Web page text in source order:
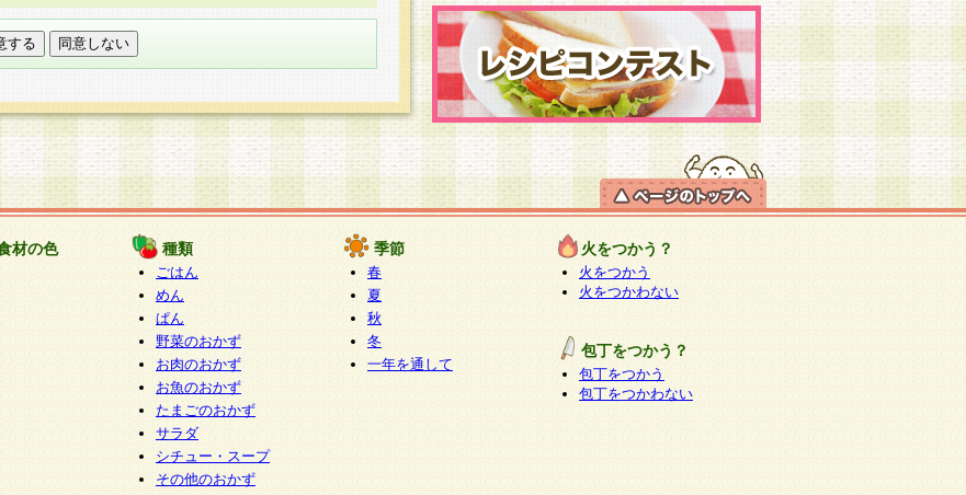
場合は、当社が規定する個人情報管理基準を満た
取り扱いが行われるよう監督します。
より取得した開示対象個人情報の利用目的の通
除・利用の停止・消去及び第三者への提供の禁止
す。）に応じます。
す。
窓口
paku-info@pakusuku.com
個人情報の取扱いについて同意をいただけない場
様からのお問い合わせ・ご相談への対応ができな
い。
材の色 種類
ごはん
めん
ぱん
野菜のおかず
お肉のおかず
お魚のおかず
たまごのおかず
サラダ
シチュー・スープ
その他のおかず
季節
春
夏
秋
冬
一年を通して
火をつかう？
火をつかう
火をつかわない
包丁をつかう？
包丁をつかう
包丁をつかわない